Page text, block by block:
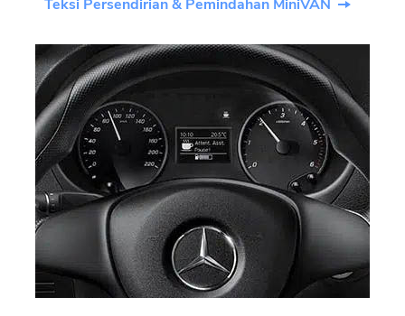
Teksi Persendirian & Pemindahan MiniVAN